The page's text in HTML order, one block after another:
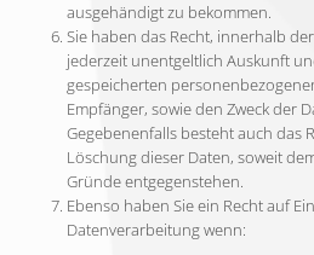
ausgehändigt zu bekommen.
Sie haben das Recht, innerhalb
jederzeit unentgeltlich Auskunft
gespeicherten
Empfänger, sowie den Zweck der
Gegebenenfalls besteht auch das
Löschung dieser Daten, soweit
Gründe entgegenstehen.
Ebenso haben Sie ein Recht auf
Datenverarbeitung wenn: